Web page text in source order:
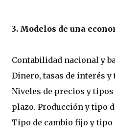
3. Modelos de una
Contabilidad nacional y
Dinero, tasas de interés y
Niveles de precios y
plazo. Producción y tipo
Tipo de cambio fijo y tipo